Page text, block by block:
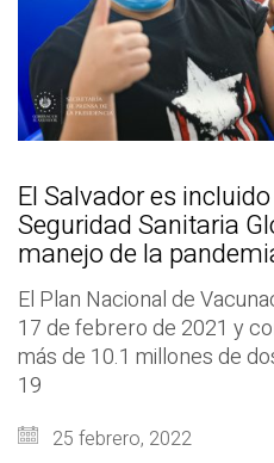
El Salvador es
Seguridad Sanitaria
manejo de la
El Plan Nacional de
17 de febrero de 2021 y
más de 10.1 millones de
19
25 febrero, 2022